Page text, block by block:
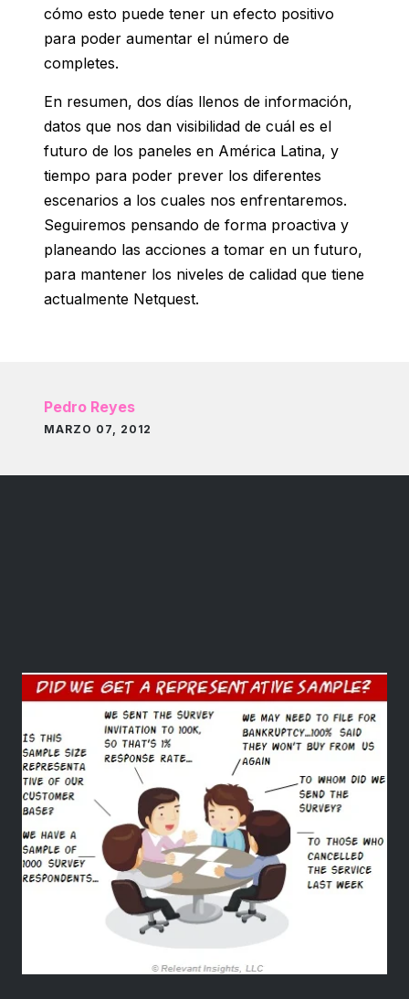
cómo esto puede tener un efecto positivo
para poder aumentar el número de
completes.
En resumen, dos días llenos de información,
datos que nos dan visibilidad de cuál es el
futuro de los paneles en América Latina, y
tiempo para poder prever los diferentes
escenarios a los cuales nos enfrentaremos.
Seguiremos pensando de forma proactiva y
planeando las acciones a tomar en un futuro,
para mantener los niveles de calidad que tiene
actualmente Netquest.
Pedro Reyes
MARZO 07, 2012